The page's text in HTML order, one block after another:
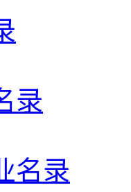
录
名录